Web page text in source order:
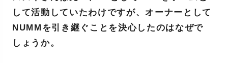
して活動していたわけですが、オーナーとして
NUMMを引き継ぐことを決心したのはなぜで
しょうか。